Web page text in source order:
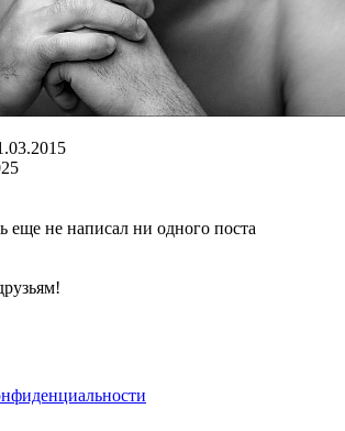
еще не написал ни одного поста